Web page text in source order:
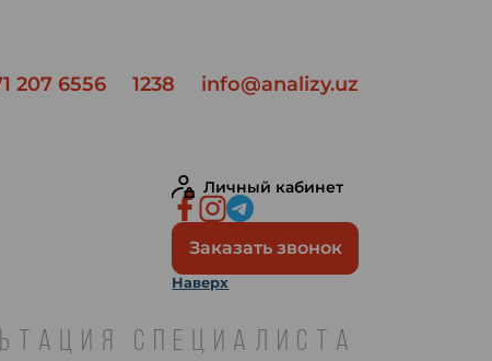
207 6556 1238 info@analizy.uz
Личный кабинет
Заказать звонок
Наверх
СПЕЦИАЛИСТА